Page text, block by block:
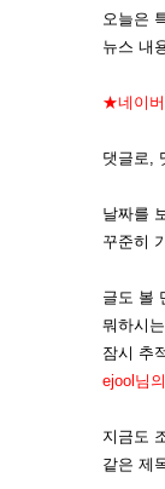
오늘은
뉴스 내
★네이
댓글로,
날짜를
꾸준히
글도 볼
뭐하시
잠시 추
ejool님
지금도
같은 제